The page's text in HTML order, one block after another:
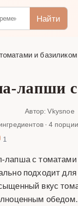
Найти
и базиликом
лапши
Автор: Vkysnoe
· 4
1
лапша с
подходит
вкус